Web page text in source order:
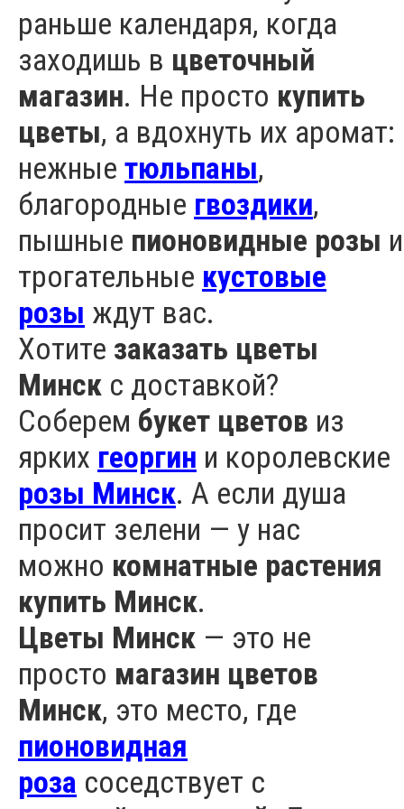
раньше календаря, когда
заходишь в цветочный
магазин. Не просто купить
цветы, а вдохнуть их аромат:
нежные тюльпаны,
благородные гвоздики,
пышные пионовидные розы и
трогательные кустовые
розы ждут вас.
Хотите заказать цветы
Минск с доставкой?
Соберем букет цветов из
ярких георгин и королевские
розы Минск. А если душа
просит зелени — у нас
можно комнатные растения
купить Минск.
Цветы Минск — это не
просто магазин цветов
Минск, это место, где
пионовидная
роза соседствует с